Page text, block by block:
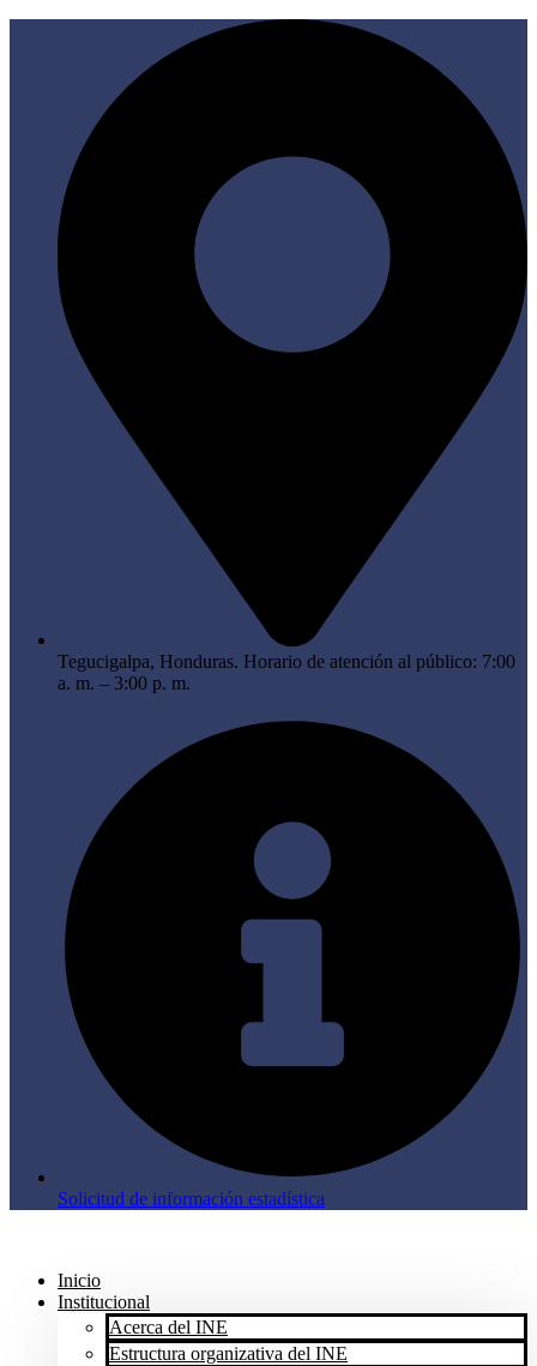
Tegucigalpa, Honduras. Horario de atención al público: 7:00
a. m. – 3:00 p. m.
Solicitud de información estadística
Inicio
Institucional
Acerca del INE
Estructura organizativa del INE